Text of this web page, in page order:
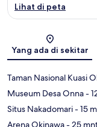
Lihat di peta
Yang ada di sekitar
Taman Nasional Kuasi
Museum Desa Onna-
Situs Nakadomari- 15
Arena Okinawa- 25